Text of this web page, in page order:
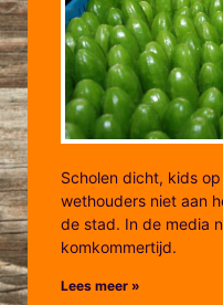
Scholen dicht, kids
wethouders niet aan
de stad. In de media
komkommertijd.
Lees meer »